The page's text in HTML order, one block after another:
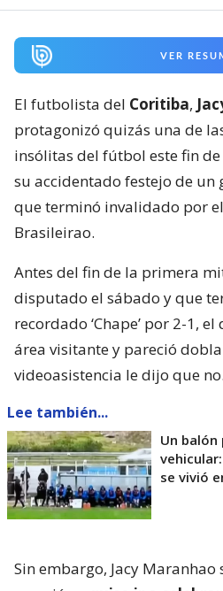
VER
El futbolista del Coritiba,
protagonizó quizás una de
insólitas del fútbol este fin
su accidentado festejo de un
que terminó invalidado por el
Brasileirao.
Antes del fin de la primera
disputado el sábado y que
recordado ‘Chape’ por 2-1,
área visitante y pareció
videoasistencia le dijo que no.
Lee también...
Un
se vivió
Sin embargo, Jacy